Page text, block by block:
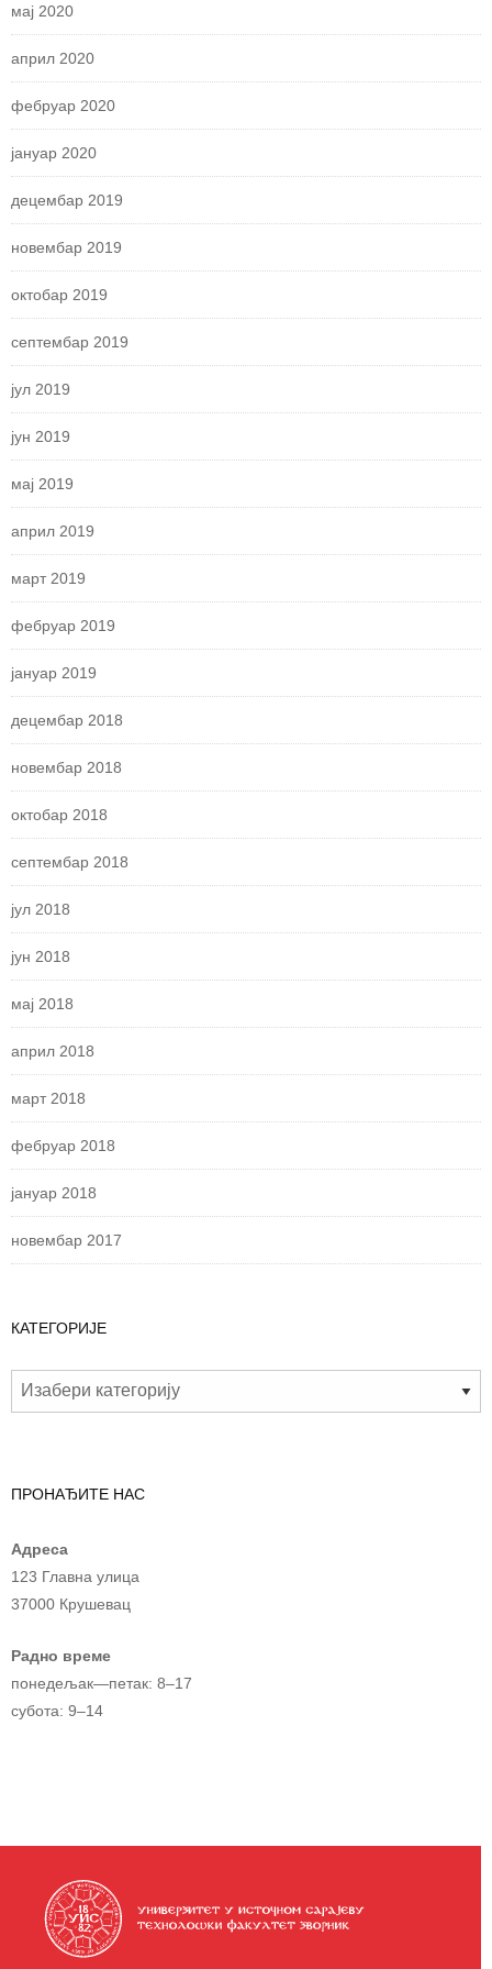
мај 2020
април 2020
фебруар 2020
јануар 2020
децембар 2019
новембар 2019
октобар 2019
септембар 2019
јул 2019
јун 2019
мај 2019
април 2019
март 2019
фебруар 2019
јануар 2019
децембар 2018
новембар 2018
октобар 2018
септембар 2018
јул 2018
јун 2018
мај 2018
април 2018
март 2018
фебруар 2018
јануар 2018
новембар 2017
КАТЕГОРИЈЕ
ПРОНАЂИТЕ НАС
Адреса
123 Главна улица
37000 Крушевац
Радно време
понедељак—петак: 8–17
субота: 9–14